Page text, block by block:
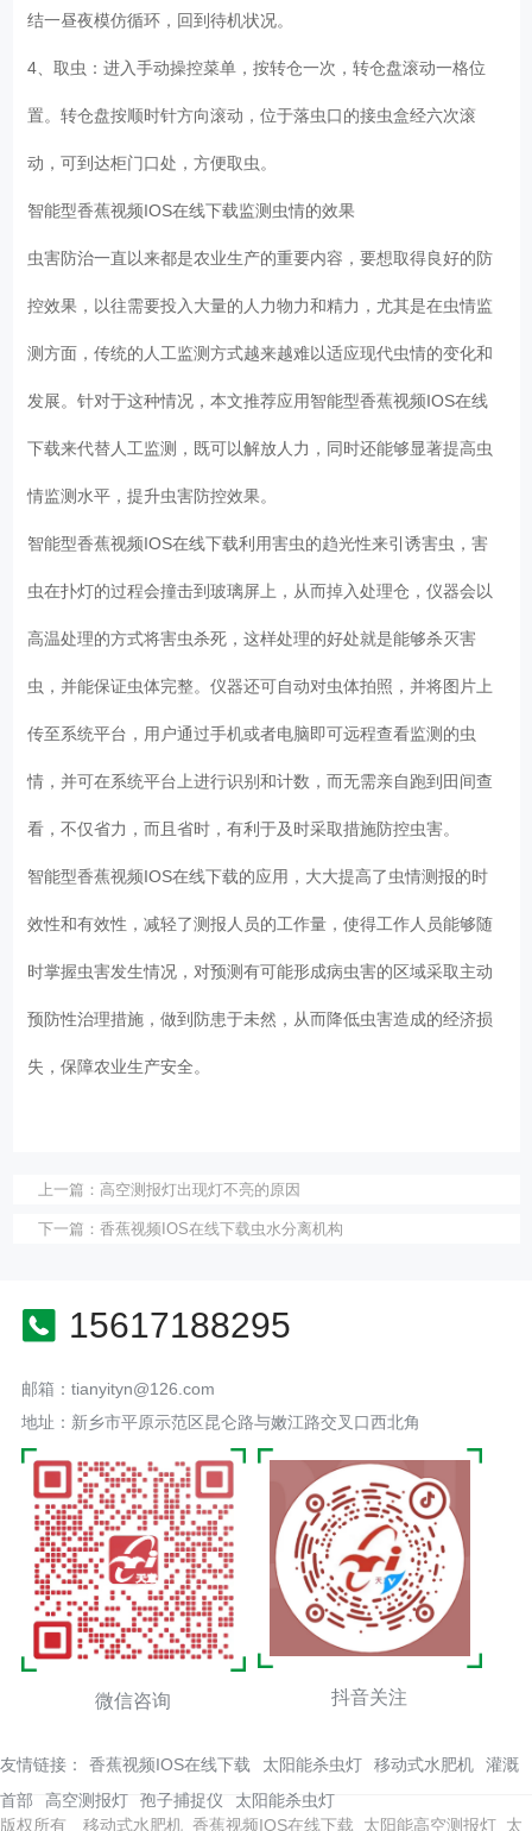
结一昼夜模仿循环，回到待机状况。
4、取虫：进入手动操控菜单，按转仓一次，转仓盘滚动一格位
置。转仓盘按顺时针方向滚动，位于落虫口的接虫盒经六次滚
动，可到达柜门口处，方便取虫。
智能型香蕉视频IOS在线下载监测虫情的效果
虫害防治一直以来都是农业生产的重要内容，要想取得良好的防
控效果，以往需要投入大量的人力物力和精力，尤其是在虫情监
测方面，传统的人工监测方式越来越难以适应现代虫情的变化和
发展。针对于这种情况，本文推荐应用智能型香蕉视频IOS在线
下载来代替人工监测，既可以解放人力，同时还能够显著提高虫
情监测水平，提升虫害防控效果。
智能型香蕉视频IOS在线下载利用害虫的趋光性来引诱害虫，害
虫在扑灯的过程会撞击到玻璃屏上，从而掉入处理仓，仪器会以
高温处理的方式将害虫杀死，这样处理的好处就是能够杀灭害
虫，并能保证虫体完整。仪器还可自动对虫体拍照，并将图片上
传至系统平台，用户通过手机或者电脑即可远程查看监测的虫
情，并可在系统平台上进行识别和计数，而无需亲自跑到田间查
看，不仅省力，而且省时，有利于及时采取措施防控虫害。
智能型香蕉视频IOS在线下载的应用，大大提高了虫情测报的时
效性和有效性，减轻了测报人员的工作量，使得工作人员能够随
时掌握虫害发生情况，对预测有可能形成病虫害的区域采取主动
预防性治理措施，做到防患于未然，从而降低虫害造成的经济损
失，保障农业生产安全。
上一篇： 高空测报灯出现灯不亮的原因
下一篇： 香蕉视频IOS在线下载虫水分离机构
15617188295
邮箱：tianyityn@126.com
地址：新乡市平原示范区昆仑路与嫩江路交叉口西北角
微信咨询 抖音关注
友情链接： 香蕉视频IOS在线下载 太阳能杀虫灯 移动式水肥机
灌溉
首部
高空测报灯 孢子捕捉仪
太阳能杀虫灯
版权所有 移动式水肥机_香蕉视频IOS在线下载_太阳能高空测报灯_太